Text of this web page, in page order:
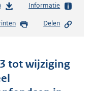
b
s
n
d
s
Informatie
Delen
tot wijziging